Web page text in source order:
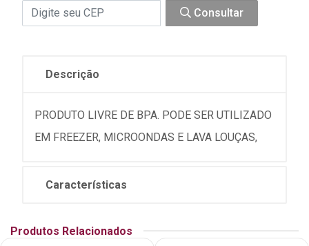
Consultar
Descrição
PRODUTO LIVRE DE BPA. PODE SER UTILIZADO
EM FREEZER, MICROONDAS E LAVA LOUÇAS,
Características
Produtos Relacionados